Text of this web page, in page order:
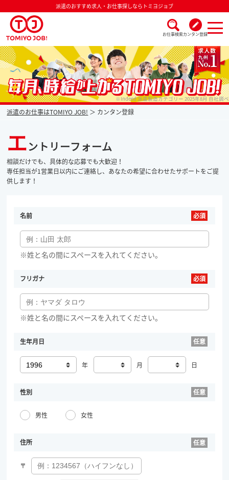
派遣のおすすめ求人・お仕事探しならトミヨジョブ
お仕事検索カンタン登録
派遣なら毎月時給が上がるトミヨジョブ ※Indeed 派遣製造カテゴリー 2025年8月 自社調べ
派遣のお仕事はTOMIYO JOB! カンタン登録
エントリーフォーム
相談だけでも、具体的な応募でも大歓迎！
専任担当が1営業日以内にご連絡し、あなたの希望に合わせたサポートをご提
供します！
名前
※姓と名の間にスペースを入れてください。
フリガナ
※姓と名の間にスペースを入れてください。
生年月日
年 月 日
性別
男性 女性
住所
〒